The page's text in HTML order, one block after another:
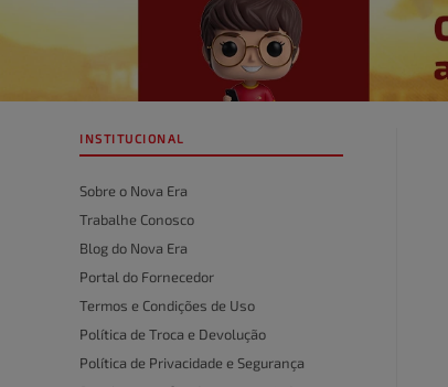
Avalie o produto de 1 a 5 estrelas
★★★★★
Seu nome
Escreva uma avaliação
INSTITUCIONAL
Sobre o Nova Era
Trabalhe Conosco
Blog do Nova Era
Portal do Fornecedor
Termos e Condições de Uso
Política de Troca e Devolução
Política de Privacidade e Segurança